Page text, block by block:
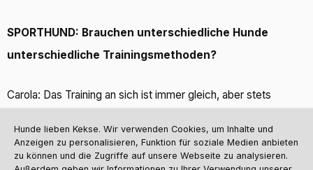
SPORTHUND: Brauchen unterschiedliche Hunde
unterschiedliche Trainingsmethoden?
Carola: Das Training an sich ist immer gleich, aber stets
Beispiel sehr kälteempfindlich. Da habe ich das Wetter mehr
im Blick als bei meinen Schäferhunden. Natürlich gehen Printe
Hunde lieben Kekse. Wir verwenden Cookies, um Inhalte und
Anzeigen zu personalisieren, Funktion für soziale Medien anbieten
zu können und die Zugriffe auf unsere Webseite zu analysieren.